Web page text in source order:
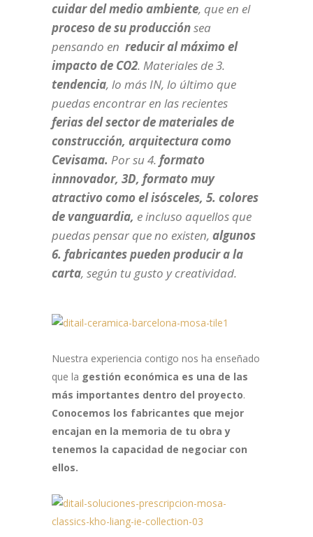
cuidar del medio ambiente, que en el
proceso de su producciónsea
pensando en reducir al máximo el
impacto de CO2. Materiales de 3.
tendencia, lo más IN, lo último que
puedas encontrar en las recientes
ferias del sector de materiales de
construcción, arquitectura como
Cevisama. Por su 4. formato
innnovador, 3D, formato muy
atractivo como el isósceles, 5. colores
de vanguardia, e incluso aquellos que
puedas pensar que no existen, algunos
6. fabricantes pueden producir a la
carta, según tu gusto y creatividad.
Nuestra experiencia contigo nos ha enseñado
que la gestión económica es una de las
más importantes dentro del proyecto.
Conocemos los fabricantes que mejor
encajan en la memoria de tu obra y
tenemos la capacidad de negociar con
ellos.